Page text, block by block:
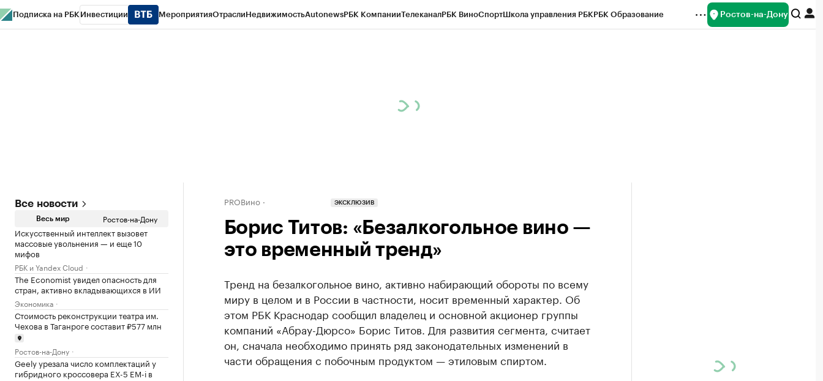
Подписка на РБК Инвестиции МероприятияОтраслиНедвижимостьAutonewsРБК КомпанииТелеканалРБК ВиноСпортШкола управления РБКРБК Образование Ростов-на-Дону
Все новости
Весь мир Ростов-на-Дону
Искусственный интеллект вызовет
массовые увольнения — и еще 10
мифов
РБК и Yandex Cloud
The Economist увидел опасность для
стран, активно вкладывающихся в ИИ
Экономика
Стоимость реконструкции театра им.
Чехова в Таганроге составит ₽577 млн
Ростов-на-Дону
Geely урезала число комплектаций у
гибридного кроссовера EX-5 EM-i в
PROВино ЭКСКЛЮЗИВ
Борис Титов: «Безалкогольное вино —
это временный тренд»
Тренд на безалкогольное вино, активно набирающий обороты по всему
миру в целом и в России в частности, носит временный характер. Об
этом РБК Краснодар сообщил владелец и основной акционер группы
компаний «Абрау-Дюрсо» Борис Титов. Для развития сегмента, считает
он, сначала необходимо принять ряд законодательных изменений в
части обращения с побочным продуктом — этиловым спиртом.